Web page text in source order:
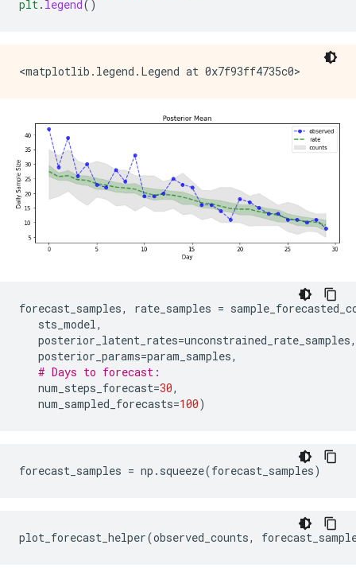
plt. legend()
forecast_samples, rate_samples =
sts_model,
posterior_latent_rates=unconstrained_rate_samples,
posterior_params=param_samples,
# Days to forecast:
num_steps_forecast=30,
num_sampled_forecasts=100)
plot_forecast_helper(observed_counts,